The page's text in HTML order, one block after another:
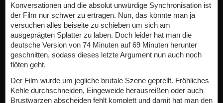
Konversationen und die absolut unwürdige Synchronisation ist
der Film nur schwer zu ertragen. Nun, das könnte man ja
versuchen alles beiseite zu schieben um sich am
ausgeprägten Splatter zu laben. Doch leider hat man die
deutsche Version von 74 Minuten auf 69 Minuten herunter
geschnitten, sodass dieses letzte Argument nun auch noch
flöten geht.
Der Film wurde um jegliche brutale Szene geprellt. Fröhliches
Kehle durchschneiden, Eingeweide herausreißen oder auch
Brustwarzen abscheiden fehlt komplett und damit hat man den